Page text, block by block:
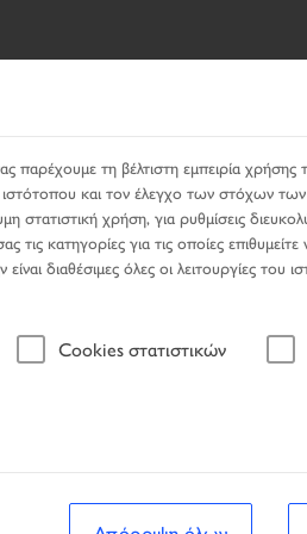
PRODUCTS
παρέχουμε τη βέλτιστη εμπειρία
ιστότοπου και τον έλεγχο των στόχων
στατιστική χρήση, για ρυθμίσεις
τις κατηγορίες για τις οποίες
είναι διαθέσιμες όλες οι λειτουργίες
Cookies στατιστικών